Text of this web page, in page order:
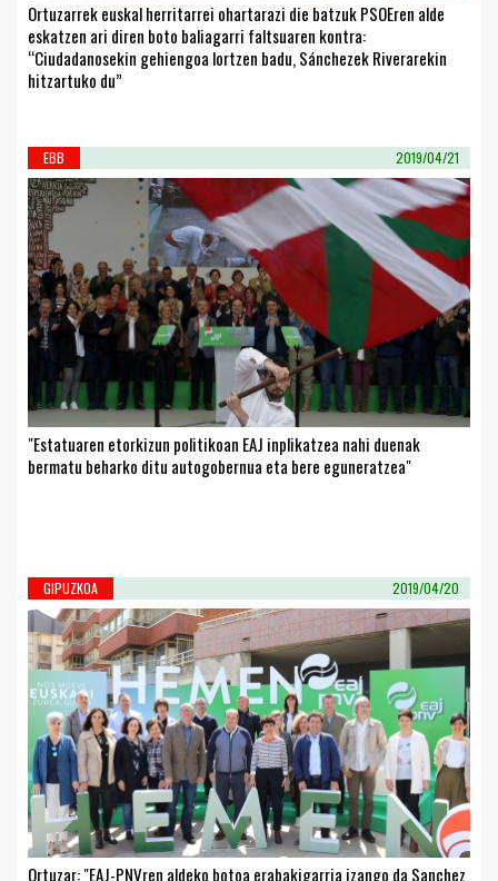
Ortuzarrek euskal herritarrei ohartarazi die batzuk PSOEren alde
eskatzen ari diren boto baliagarri faltsuaren kontra:
“Ciudadanosekin gehiengoa lortzen badu, Sánchezek Riverarekin
hitzartuko du”
EBB 2019/04/21
"Estatuaren etorkizun politikoan EAJ inplikatzea nahi duenak
bermatu beharko ditu autogobernua eta bere eguneratzea"
GIPUZKOA 2019/04/20
Ortuzar: "EAJ-PNVren aldeko botoa erabakigarria izango da Sanchez